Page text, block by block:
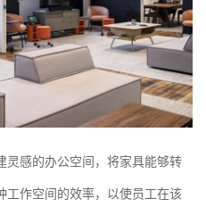
灵感的办公空间，将家具能够转
工作空间的效率，以使员工在该